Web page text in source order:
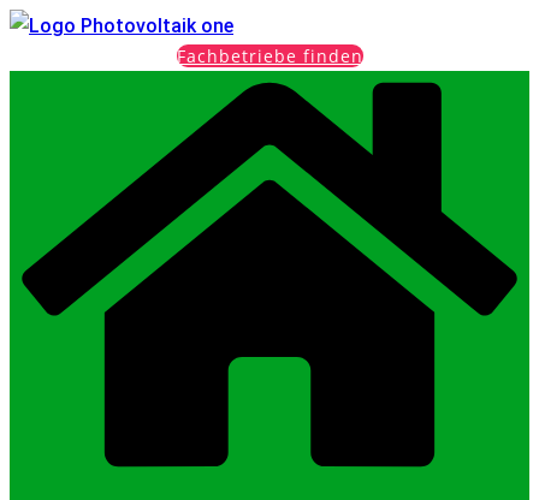
Fachbetriebe finden